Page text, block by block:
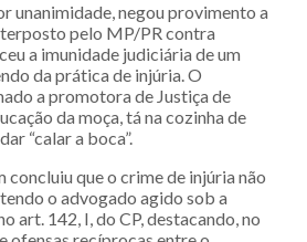
unanimidade, negou provimento a
pelo MP/PR contra
a imunidade judiciária de um
da prática de injúria. O
a promotora de Justiça de
da moça, tá na cozinha de
“calar a boca”.
que o crime de injúria não
o advogado agido sob a
art. 142, I, do CP, destacando, no